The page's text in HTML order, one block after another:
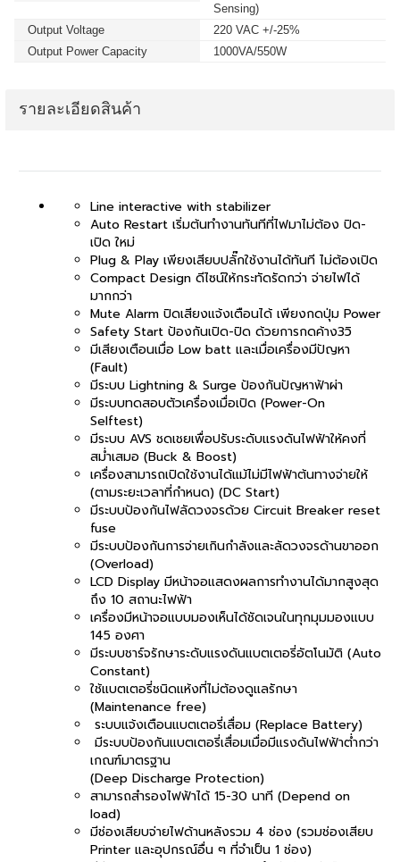
Sensing)
Output Voltage
220 VAC +/-25%
Output Power Capacity
1000VA/550W
รายละเอียดสินค้า
Line interactive with stabilizer
Auto Restart เริ่มต้นทำงานทันทีที่ไฟมาไม่ต้อง ปิด-
เปิด ใหม่
Plug & Play เพียงเสียบปลั๊กใช้งานได้ทันที ไม่ต้องเปิด
Compact Design ดีไซน์ให้กระทัดรัดกว่า จ่ายไฟได้
มากกว่า
Mute Alarm ปิดเสียงแจ้งเตือนได้ เพียงกดปุ่ม Power
Safety Start ป้องกันเปิด-ปิด ด้วยการกดค้าง3วิ
มีเสียงเตือนเมื่อ Low batt และเมื่อเครื่องมีปัญหา
(Fault)
มีระบบ Lightning & Surge ป้องกันปัญหาฟ้าผ่า
มีระบบทดสอบตัวเครื่องเมื่อเปิด (Power-On
Selftest)
มีระบบ AVS ชดเชยเพื่อปรับระดับแรงดันไฟฟ้าให้คงที่
สม่ำเสมอ (Buck & Boost)
เครื่องสามารถเปิดใช้งานได้แม้ไม่มีไฟฟ้าต้นทางจ่ายให้
(ตามระยะเวลาที่กำหนด) (DC Start)
มีระบบป้องกันไฟลัดวงจรด้วย Circuit Breaker reset
fuse
มีระบบป้องกันการจ่ายเกินกำลังและลัดวงจรด้านขาออก
(Overload)
LCD Display มีหน้าจอแสดงผลการทำงานได้มากสูงสุด
ถึง 10 สถานะไฟฟ้า
เครื่องมีหน้าจอแบบมองเห็นได้ชัดเจนในทุกมุมมองแบบ
145 องศา
มีระบบชาร์จรักษาระดับแรงดันแบตเตอรี่อัตโนมัติ (Auto
Constant)
ใช้แบตเตอรี่ชนิดแห้งที่ไม่ต้องดูแลรักษา
(Maintenance free)
ระบบแจ้งเตือนแบตเตอรี่เสื่อม (Replace Battery)
มีระบบป้องกันแบตเตอรี่เสื่อมเมื่อมีแรงดันไฟฟ้าต่ำกว่า
เกณฑ์มาตรฐาน
(Deep Discharge Protection)
สามารถสำรองไฟฟ้าได้ 15-30 นาที (Depend on
load)
มีช่องเสียบจ่ายไฟด้านหลังรวม 4 ช่อง (รวมช่องเสียบ
Printer และอุปกรณ์อื่น ๆ ที่จำเป็น 1 ช่อง)